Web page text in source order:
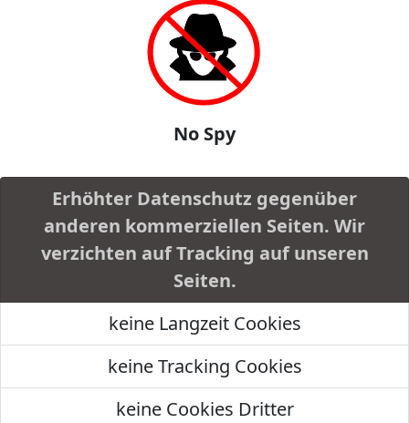
No Spy
Erhöhter Datenschutz gegenüber
anderen kommerziellen Seiten. Wir
verzichten auf Tracking auf unseren
Seiten.
keine Langzeit Cookies
keine Tracking Cookies
keine Cookies Dritter